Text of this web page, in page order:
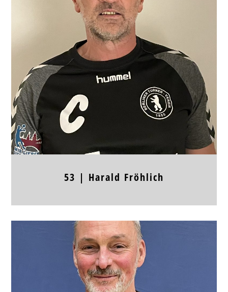
RL, RM
Jahrgang
1973
Körpergröße
Frühere Stationen
53 | Harald Fröhlich
Position
RL